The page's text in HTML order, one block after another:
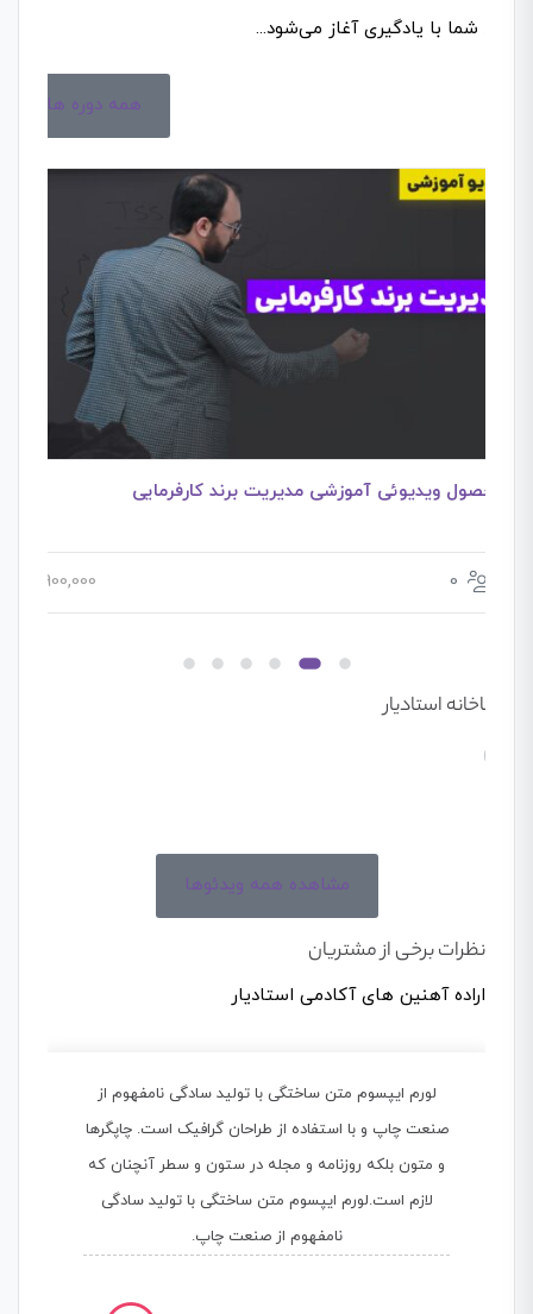
رشد شما با یادگیری آغاز می‌شود...
همه دوره ها
محصول ویدیوئی آموزشی مدیریت برند کارفرمایی
0
900,000
تماشاخانه استادیار
مشاهده همه ویدئوها
نظرات برخی از مشتریان
اراده آهنین های آکادمی استادیار
لورم ایپسوم متن ساختگی با تولید سادگی نامفهوم از
صنعت چاپ و با استفاده از طراحان گرافیک است. چاپگرها
و متون بلکه روزنامه و مجله در ستون و سطر آنچنان که
لازم است.لورم ایپسوم متن ساختگی با تولید سادگی
نامفهوم از صنعت چاپ.